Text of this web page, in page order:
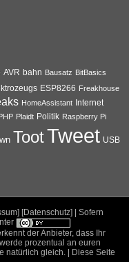
AVR bahn Bausatz BitBasics
ESP8266 Freakhouse
HomeAssistant Internet
PHP Plaidt Politik Raspberry Pi
TootTweet USB
[Datenschutz] | Sofern
der Anbieter, dass Ihr
prozentual an euren
natürlich gleich. | Diese Seite